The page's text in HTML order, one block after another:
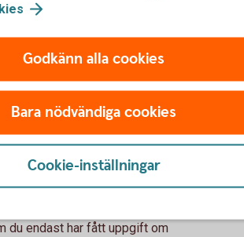
på ditt investeringssparkonto.
du ska betala, är förifylld i din
schablonintäkt och vinst
inkomstdeklaration.
du endast har fått uppgift om
Godkänn alla cookies
Bara nödvändiga cookies
Cookie-inställningar